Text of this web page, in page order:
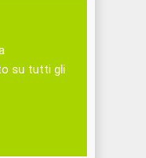
su tutti gli